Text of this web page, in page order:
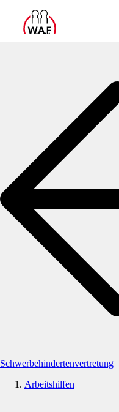
Schwerbehindertenvertretung
Arbeitshilfen